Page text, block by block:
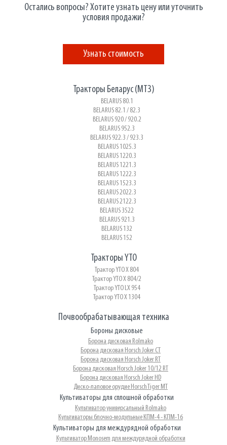
Остались вопросы? Хотите узнать цену или уточнить
условия продажи?
Узнать стоимость
Тракторы Беларус (МТЗ)
BELARUS 80.1
BELARUS 82.1 / 82.3
BELARUS 920 / 920.2
BELARUS 952.3
BELARUS 922.3 / 923.3
BELARUS 1025.3
BELARUS 1220.3
BELARUS 1221.3
BELARUS 1222.3
BELARUS 1523.3
BELARUS 2022.3
BELARUS 2122.3
BELARUS 3522
BELARUS 921.3
BELARUS 132
BELARUS 152
Тракторы YTO
Трактор YTO X 804
Трактор YTO X 804/2
Трактор YTO LX 954
Трактор YTO X 1304
Почвообрабатывающая техника
Бороны дисковые
Борона дисковая Rolmako
Борона дисковая Horsch Joker CT
Борона дисковая Horsch Joker RT
Борона дисковая Horsch Joker 10/12 RT
Борона дисковая Horsch Joker HD
Диско-лаповое орудие Horsch Tiger MT
Культиваторы для сплошной обработки
Культиватор универсальный Rolmako
Культиваторы блочно-модульные КПМ-4 - КПМ-16
Культиваторы для междурядной обработки
Культиватор Monosem для междурядной обработки